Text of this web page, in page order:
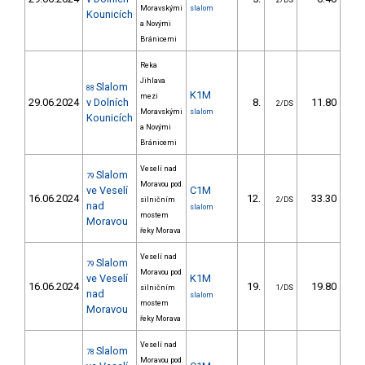
Kounicích
Moravskými
a Novými
Bránicemi
slalom
29.06.2024
88 Slalom
v Dolních
Kounicích
Reka
Jihlava
mezi
Moravskými
a Novými
Bránicemi
K1M
slalom
8. 2/DS 11.80
16.06.2024
79 Slalom
ve Veselí
nad
Moravou
Veselí nad
Moravou pod
silničním
mostem
řeky Morava
C1M
slalom
12. 2/DS 33.30
16.06.2024
79 Slalom
ve Veselí
nad
Moravou
Veselí nad
Moravou pod
silničním
mostem
řeky Morava
K1M
slalom
19. 1/DS 19.80
78 Slalom
Veselí nad
Moravou pod